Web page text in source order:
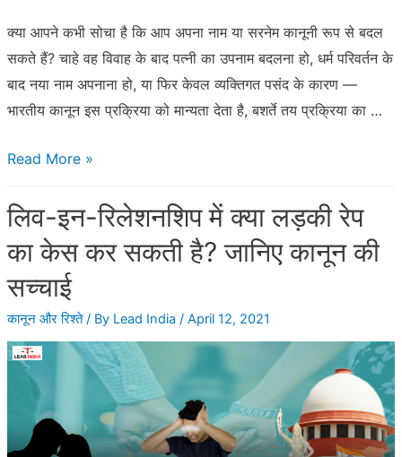
मातृत्व
अवकाश
क्या आपने कभी सोचा है कि आप अपना नाम या सरनेम कानूनी रूप से बदल
सकते हैं? चाहे वह विवाह के बाद पत्नी का उपनाम बदलना हो, धर्म परिवर्तन के
बाद नया नाम अपनाना हो, या फिर केवल व्यक्तिगत पसंद के कारण —
भारतीय कानून इस प्रक्रिया को मान्यता देता है, बशर्ते तय प्रक्रिया का …
नाम
उपनाम
की
पूरी
कानूनी
प्रक्रिया?
स्टेप-
गाइड
Read More »
लिव-इन-रिलेशनशिप में क्या लड़की रेप
का केस कर सकती है? जानिए कानून की
सच्चाई
कानून और रिश्ते/ By Lead India / April 12, 2021